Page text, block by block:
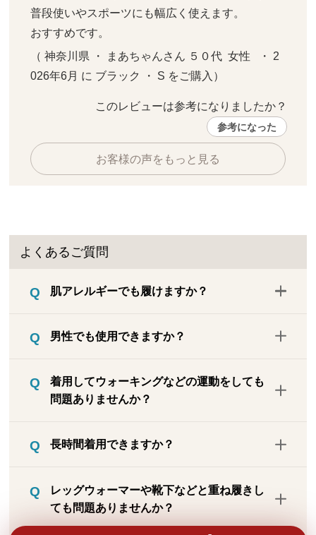
普段使いやスポーツにも幅広く使えます。
おすすめです。
（ 神奈川県 ・ まあちゃんさん ５０代  女性   ・ 2
026年6月 に ブラック ・ S をご購入）
このレビューは参考になりましたか？
参考になった
お客様の声をもっと見る
よくあるご質問
肌アレルギーでも履けますか？
出る場合があります。使用後返品OK商品で
ご返品ください。
男性でも使用できますか？
す。
着用してウォーキングなどの運動をしても
問題ありませんか？
です。ただし、個人差がありますので体調
ください。
長時間着用できますか？
用はお避けください。
レッグウォーマーや靴下などと重ね履きし
ても問題ありませんか？